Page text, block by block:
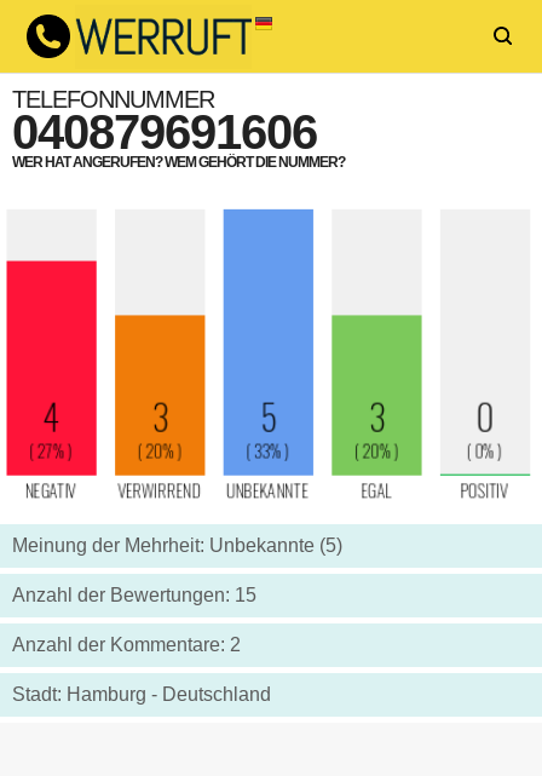
TELEFONNUMMER
040879691606
WER HAT ANGERUFEN? WEM GEHÖRT DIE NUMMER?
Meinung der Mehrheit: Unbekannte (5)
Anzahl der Bewertungen: 15
Anzahl der Kommentare: 2
Stadt: Hamburg - Deutschland